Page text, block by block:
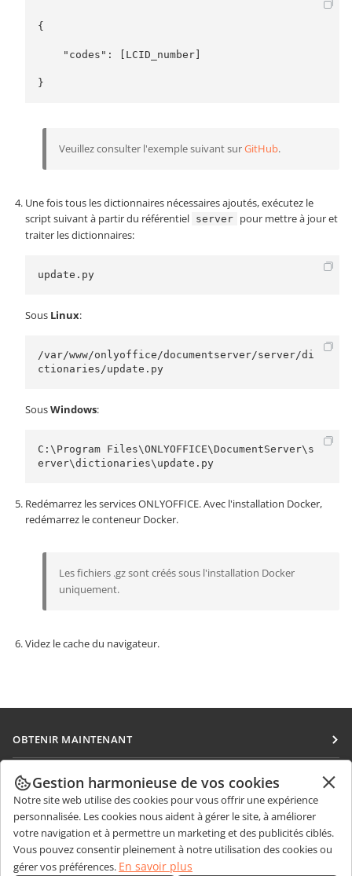
{
}
Veuillez consulter l'exemple suivant surGitHub.
Une fois tous les dictionnaires nécessaires ajoutés, exécutez le
script suivant à partir du référentiel server pour mettre à jour et
traiter les dictionnaires:
update.py
Sous Linux:
/var/www/onlyoffice/documentserver/server/di
ctionaries/update.py
SousWindows:
C:\Program Files\ONLYOFFICE\DocumentServer\s
erver\dictionaries\update.py
Redémarrez les services ONLYOFFICE. Avec l'installation Docker,
redémarrez le conteneur Docker.
Les fichiers .gz sont créés sous l'installation Docker
uniquement.
Videz le cache du navigateur.
OBTENIR MAINTENANT
Docs
DocSpace
Workspace
Connecteurs
Applications de bureau
COLLABORATION
Pour les contributeurs
Pour les traducteurs
Pour les influenceurs
OBTENIR DES NOUVELLES
Blog
OBTENIR DE L'AIDE
Gestion harmonieuse de vos cookies
Notre site web utilise des cookies pour vous offrir une expérience
personnalisée. Les cookies nous aident à gérer le site, à améliorer
votre navigation et à permettre un marketing et des publicités ciblés.
Vous pouvez consentir pleinement à notre utilisation des cookies ou
gérer vos préférences. En savoir plus